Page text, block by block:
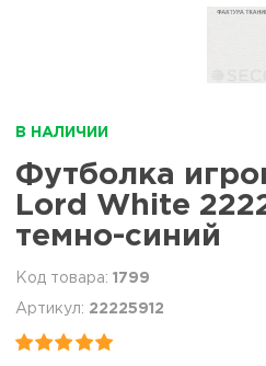
В НАЛИЧИИ
Футболка
Lord White
темно-синий
1799
22225912

